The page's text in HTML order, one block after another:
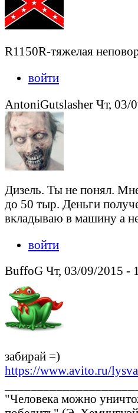
R1150R-тяжелая
войти
AntoniGutslasher Чт, 03/
Дизель. Ты не понял.
до 50 тыр. Деньги
вкладываю в машину а
войти
BuffoG Чт, 03/09/2015 -
забирай =)
https://www.avito.ru/
"Человека можно